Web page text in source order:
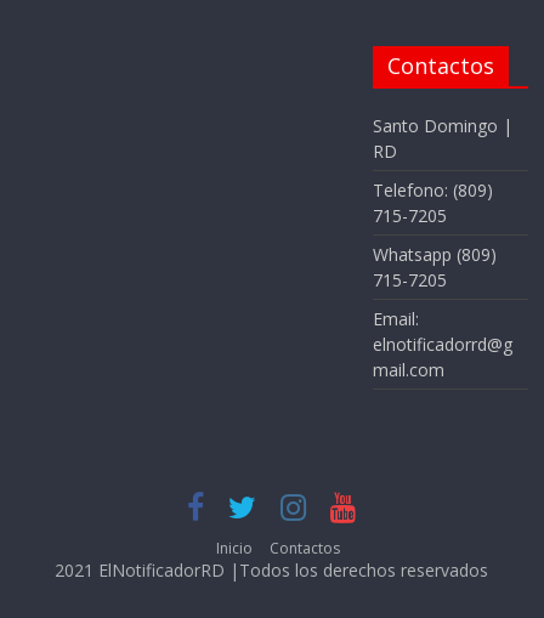
Contactos
Santo Domingo |
RD
Telefono: (809)
715-7205
Whatsapp (809)
715-7205
Email:
elnotificadorrd@g
mail.com
Inicio Contactos
2021 ElNotificadorRD |Todos los derechos reservados